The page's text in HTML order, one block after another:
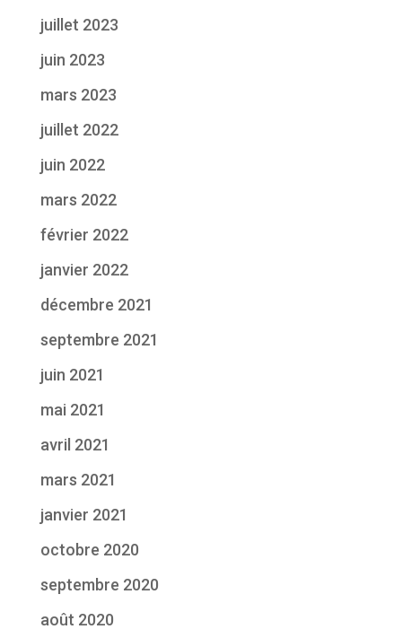
juillet 2023
juin 2023
mars 2023
juillet 2022
juin 2022
mars 2022
février 2022
janvier 2022
décembre 2021
septembre 2021
juin 2021
mai 2021
avril 2021
mars 2021
janvier 2021
octobre 2020
septembre 2020
août 2020